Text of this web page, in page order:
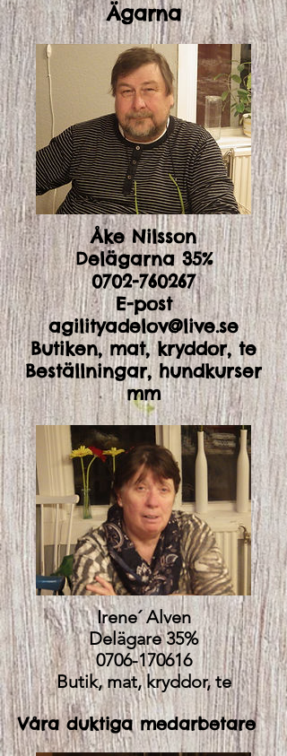
Ägarna
Åke Nilsson
Delägarna 35%
0702-760267
E-post
agilityadelov@live.se
Butiken, mat, kryddor, te
Beställningar, hundkurser
mm
Irene´ Alven
Delägare 35%
0706-170616
Butik, mat, kryddor, te
Våra duktiga medarbetare